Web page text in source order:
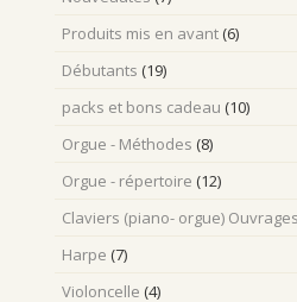
Produits mis en avant (6)
Débutants (19)
packs et bons cadeau (10)
Orgue - Méthodes (8)
Orgue - répertoire (12)
Claviers (piano- orgue)
Harpe (7)
Violoncelle (4)